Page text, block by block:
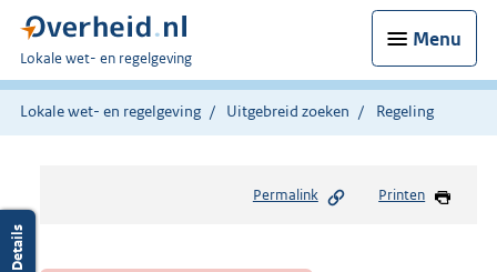
Menu
U
bent
hier:
Lokale wet- en regelgeving
Lokale wet- en regelgeving Uitgebreid zoeken Regeling
Permalink Printen